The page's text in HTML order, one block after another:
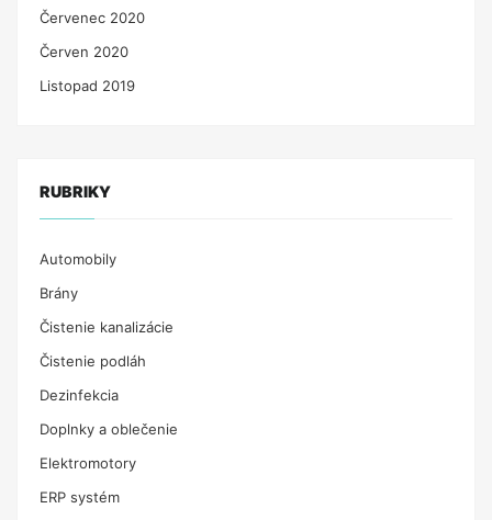
Červenec 2020
Červen 2020
Listopad 2019
RUBRIKY
Automobily
Brány
Čistenie kanalizácie
Čistenie podláh
Dezinfekcia
Doplnky a oblečenie
Elektromotory
ERP systém